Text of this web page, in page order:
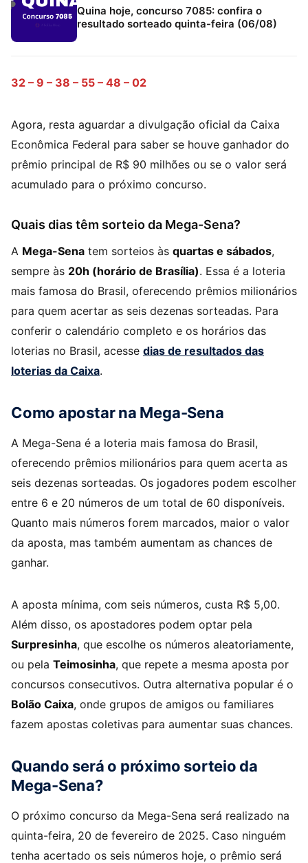
Quina hoje, concurso 7085: confira o
resultado sorteado quinta-feira (06/08)
32 – 9 – 38 – 55 – 48 – 02
Agora, resta aguardar a divulgação oficial da Caixa
Econômica Federal para saber se houve ganhador do
prêmio principal de R$ 90 milhões ou se o valor será
acumulado para o próximo concurso.
Quais dias têm sorteio da Mega-Sena?
A Mega-Sena tem sorteios às quartas e sábados,
sempre às 20h (horário de Brasília). Essa é a loteria
mais famosa do Brasil, oferecendo prêmios milionários
para quem acertar as seis dezenas sorteadas. Para
conferir o calendário completo e os horários das
loterias no Brasil, acesse dias de resultados das
loterias da Caixa.
Como apostar na Mega-Sena
A Mega-Sena é a loteria mais famosa do Brasil,
oferecendo prêmios milionários para quem acerta as
seis dezenas sorteadas. Os jogadores podem escolher
entre 6 e 20 números de um total de 60 disponíveis.
Quanto mais números forem marcados, maior o valor
da aposta, mas também aumentam as chances de
ganhar.
A aposta mínima, com seis números, custa R$ 5,00.
Além disso, os apostadores podem optar pela
Surpresinha, que escolhe os números aleatoriamente,
ou pela Teimosinha, que repete a mesma aposta por
concursos consecutivos. Outra alternativa popular é o
Bolão Caixa, onde grupos de amigos ou familiares
fazem apostas coletivas para aumentar suas chances.
Quando será o próximo sorteio da
Mega-Sena?
O próximo concurso da Mega-Sena será realizado na
quinta-feira, 20 de fevereiro de 2025. Caso ninguém
tenha acertado os seis números hoje, o prêmio será